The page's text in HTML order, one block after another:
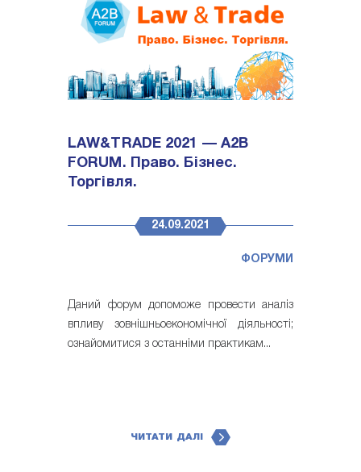
LAW&TRADE 2021 — A2B
FORUM. Право. Бізнес.
Торгівля.
24.09.2021
ФОРУМИ
Даний форум допоможе провести аналіз
впливу зовнішньоекономічної діяльності;
ознайомитися з останніми практикам...
ЧИТАТИ ДАЛІ